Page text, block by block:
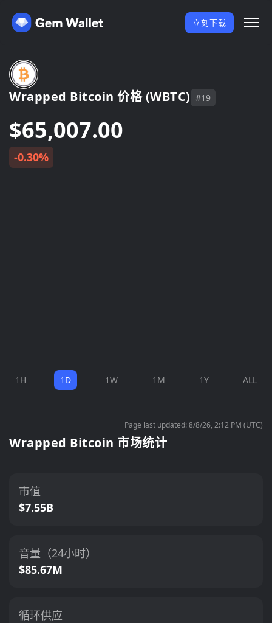
立刻下载
Wrapped Bitcoin 价格 (WBTC) #19
$65,007.00
-0.30%
1H 1D 1W 1M 1Y ALL
Page last updated: 8/8/26, 2:12 PM (UTC)
Wrapped Bitcoin 市场统计
市值
$7.55B
音量（24小时）
$85.67M
循环供应